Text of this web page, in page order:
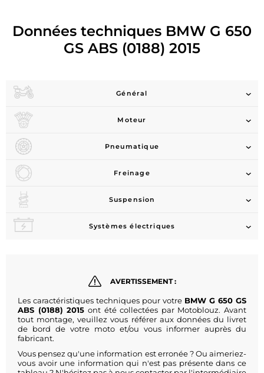
Données techniques BMW G 650
GS ABS (0188) 2015
Général
Moteur
Pneumatique
Freinage
Suspension
Systèmes électriques
AVERTISSEMENT :
Les caractéristiques techniques pour votre BMW G 650 GS
ABS (0188) 2015 ont été collectées par Motoblouz. Avant
tout montage, veuillez vous référer aux données du livret
de bord de votre moto et/ou vous informer auprès du
fabricant.
Vous pensez qu'une information est erronée ? Ou aimeriez-
vous avoir une information qui n'est pas présente dans ce